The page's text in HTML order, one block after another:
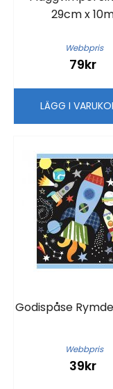
29cm x
Webbpris
79kr
LÄGG I
Godispåse
Webbpris
39kr